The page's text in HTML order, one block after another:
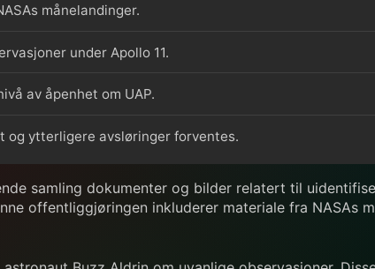
månelandinger.
under Apollo 11.
av åpenhet om UAP.
og ytterligere avsløringer forventes.
samling dokumenter og bilder relatert til
offentliggjøringen inkluderer materiale fra NASAs